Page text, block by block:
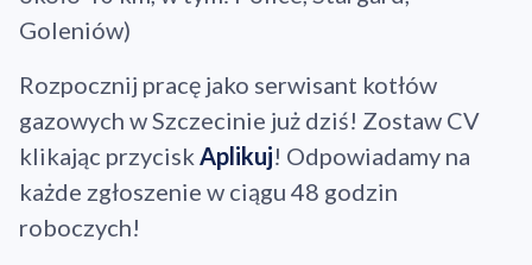
Goleniów)
Rozpocznij pracę jako serwisant kotłów
gazowych w Szczecinie już dziś! Zostaw CV
klikając przycisk Aplikuj! Odpowiadamy na
każde zgłoszenie w ciągu 48 godzin
roboczych!